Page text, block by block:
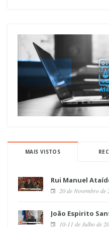
MAIS VISTOS
Rui Manuel
20 de Novembro de
João Espirito
10-11 de Julho de